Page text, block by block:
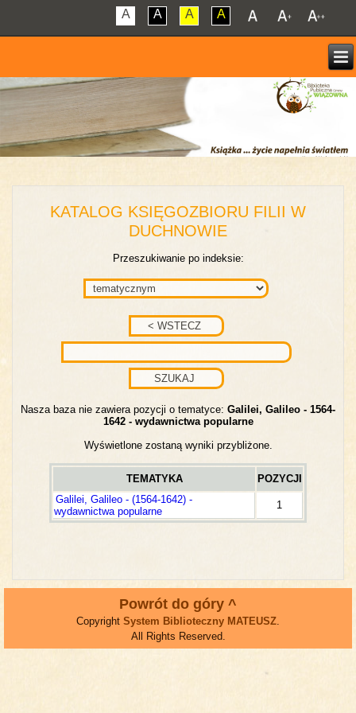
A A A A
KATALOG KSIĘGOZBIORU FILII W
DUCHNOWIE
Przeszukiwanie po indeksie:
Nasza baza nie zawiera pozycji o tematyce: Galilei, Galileo - 1564-
1642 - wydawnictwa popularne
Wyświetlone zostaną wyniki przybliżone.
TEMATYKA
POZYCJI
Galilei, Galileo - (1564-1642) -
wydawnictwa popularne
1
Powrót do góry ^
Copyright System Biblioteczny MATEUSZ
All Rights Reserved.